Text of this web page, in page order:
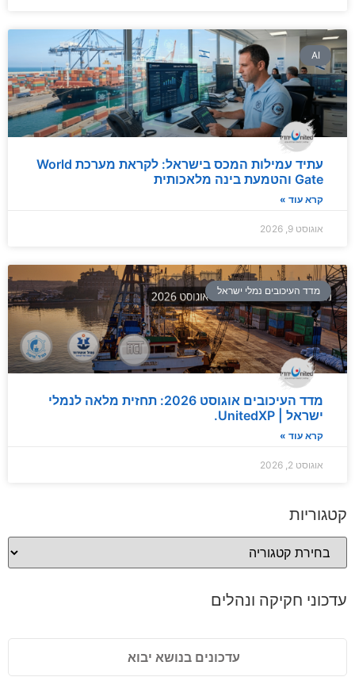
AI
עתיד עמילות המכס בישראל: לקראת מערכת World
Gate והטמעת בינה מלאכותית
קרא עוד »
אוגוסט 9, 2026
מדד העיכובים נמלי ישראל
מדד העיכובים אוגוסט 2026: תחזית מלאה לנמלי
ישראל | UnitedXP.
קרא עוד »
אוגוסט 2, 2026
קטגוריות
עדכוני חקיקה ונהלים
עדכונים בנושא יבוא